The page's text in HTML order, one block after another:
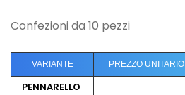
Confezioni da 10 pezzi
VARIANTE PREZZO UNITARIO
PENNARELLO